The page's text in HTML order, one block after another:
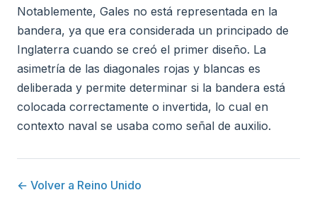
Notablemente, Gales no está representada en la
bandera, ya que era considerada un principado de
Inglaterra cuando se creó el primer diseño. La
asimetría de las diagonales rojas y blancas es
deliberada y permite determinar si la bandera está
colocada correctamente o invertida, lo cual en
contexto naval se usaba como señal de auxilio.
← Volver a Reino Unido